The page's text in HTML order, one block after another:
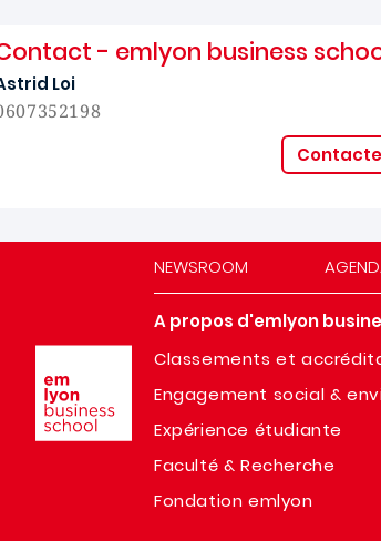
- emlyon business
Loi
NEWSROOM
A propos d'emlyon
Classements et
Engagement social &
Expérience étudiante
Faculté & Recherche
Fondation emlyon